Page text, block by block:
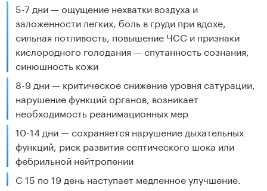
5-7 дни — ощущение нехватки воздуха и
заложенности легких, боль в груди при вдохе,
сильная потливость, повышение ЧСС и признаки
кислородного голодания — спутанность сознания,
синюшность кожи
8-9 дни — критическое снижение уровня сатурации,
нарушение функций органов, возникает
необходимость реанимационных мер
10-14 дни — сохраняется нарушение дыхательных
функций, риск развития септического шока или
фебрильной нейтропении
С 15 по 19 день наступает медленное улучшение.